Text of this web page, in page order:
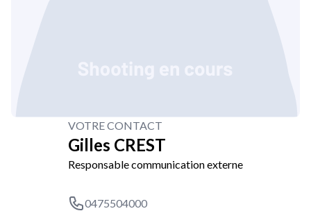
VOTRE CONTACT
Gilles CREST
Responsable communication externe
0475504000